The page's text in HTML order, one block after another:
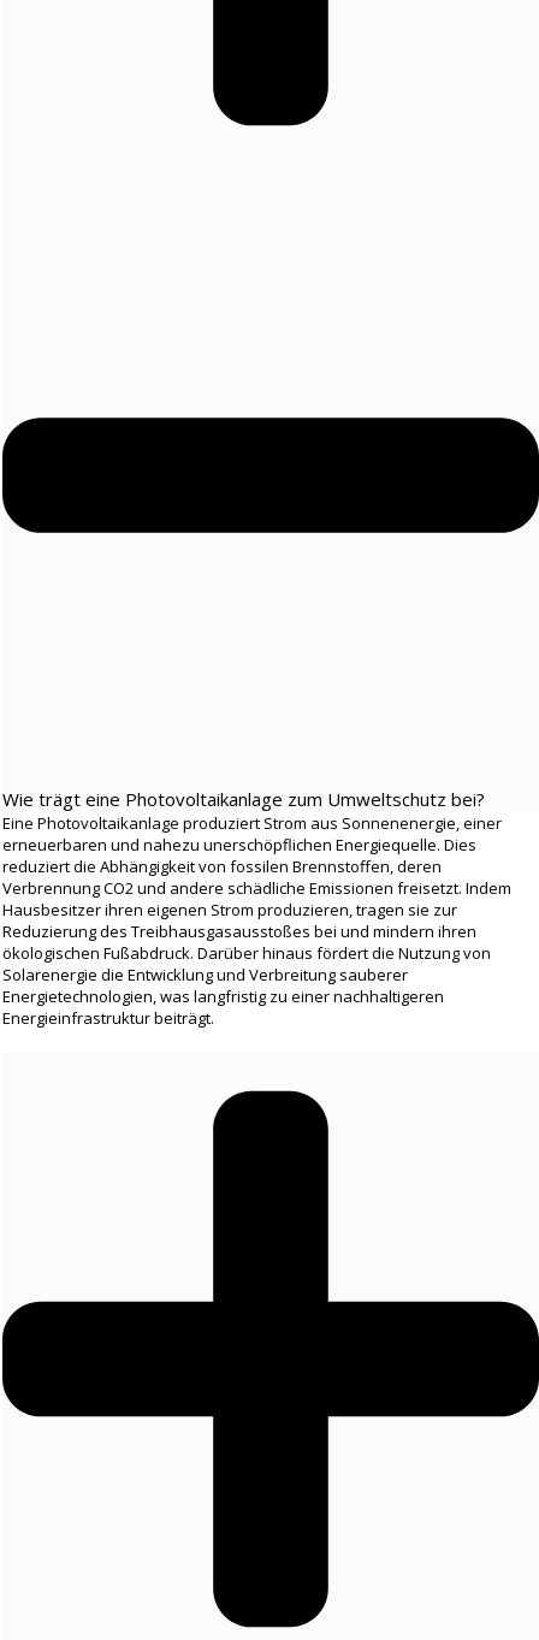
Wie trägt eine Photovoltaikanlage zum Umweltschutz bei?
Eine Photovoltaikanlage produziert Strom aus Sonnenenergie, einer
erneuerbaren und nahezu unerschöpflichen Energiequelle. Dies
reduziert die Abhängigkeit von fossilen Brennstoffen, deren
Verbrennung CO2 und andere schädliche Emissionen freisetzt. Indem
Hausbesitzer ihren eigenen Strom produzieren, tragen sie zur
Reduzierung des Treibhausgasausstoßes bei und mindern ihren
ökologischen Fußabdruck. Darüber hinaus fördert die Nutzung von
Solarenergie die Entwicklung und Verbreitung sauberer
Energietechnologien, was langfristig zu einer nachhaltigeren
Energieinfrastruktur beiträgt.